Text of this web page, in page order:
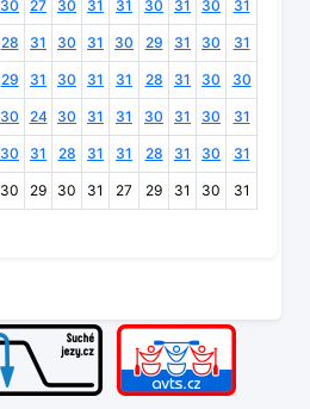
30 27 30 31 31 30 31 30 31
28 31 30 31 30 29 31 30 31
29 31 30 31 31 28 31 30 30
30 24 30 31 31 30 31 30 31
30 31 28 31 31 28 31 30 31
30 29 30 31 27 29 31 30 31